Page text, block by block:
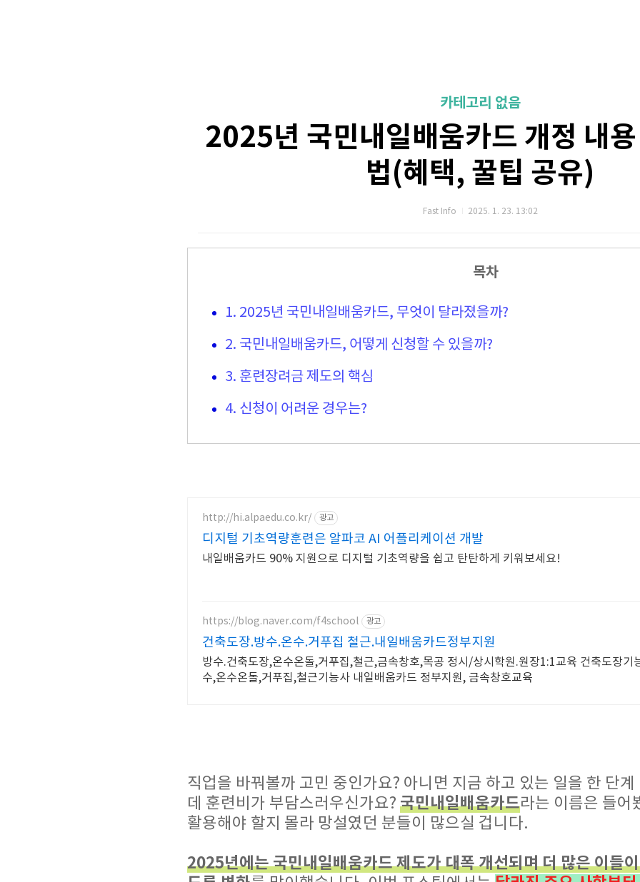
카테고리 없음
2025년 국민내일배움카드 개정 내
법(혜택, 꿀팁 공유)
Fast Info 2025. 1. 23. 13:02
목차
1. 2025년 국민내일배움카드, 무엇이 달라졌을까?
2. 국민내일배움카드, 어떻게 신청할 수 있을까?
3. 훈련장려금 제도의 핵심
4. 신청이 어려운 경우는?
http://hi.alpaedu.co.kr/ 광고
디지털 기초역량훈련은 알파코 AI 어플리케이션 개발
내일배움카드 90% 지원으로 디지털 기초역량을 쉽고 탄탄하게 키워보세요!
https://blog.naver.com/f4school 광고
건축도장.방수.온수.거푸집 철근.내일배움카드정부지원
방수.건축도장,온수온돌,거푸집,철근,금속창호,목공 정시/상시학원.원장1:1교육 건축도장기
수,온수온돌,거푸집,철근기능사 내일배움카드 정부지원, 금속창호교육
직업을 바꿔볼까 고민 중인가요? 아니면 지금 하고 있는 일을 한 단
데 훈련비가 부담스러우신가요? 국민내일배움카드라는 이름은 들어
활용해야 할지 몰라 망설였던 분들이 많으실 겁니다.
2025년에는 국민내일배움카드 제도가 대폭 개선되며 더 많은 이들